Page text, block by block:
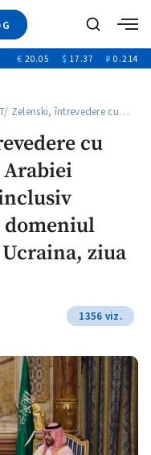
Ştiri
Video
Special
Blog
€ 20.05 $ 17.37 ₽ 0.214
Zelenski, întrevedere cu…
cu
domeniul
ziua
1356 viz.